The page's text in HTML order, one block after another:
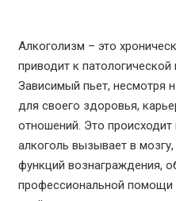
Алкоголизм – это
приводит к
Зависимый пьет, несмотря
для своего здоровья,
отношений. Это
алкоголь вызывает в
функций вознаграждения,
профессиональной помощи